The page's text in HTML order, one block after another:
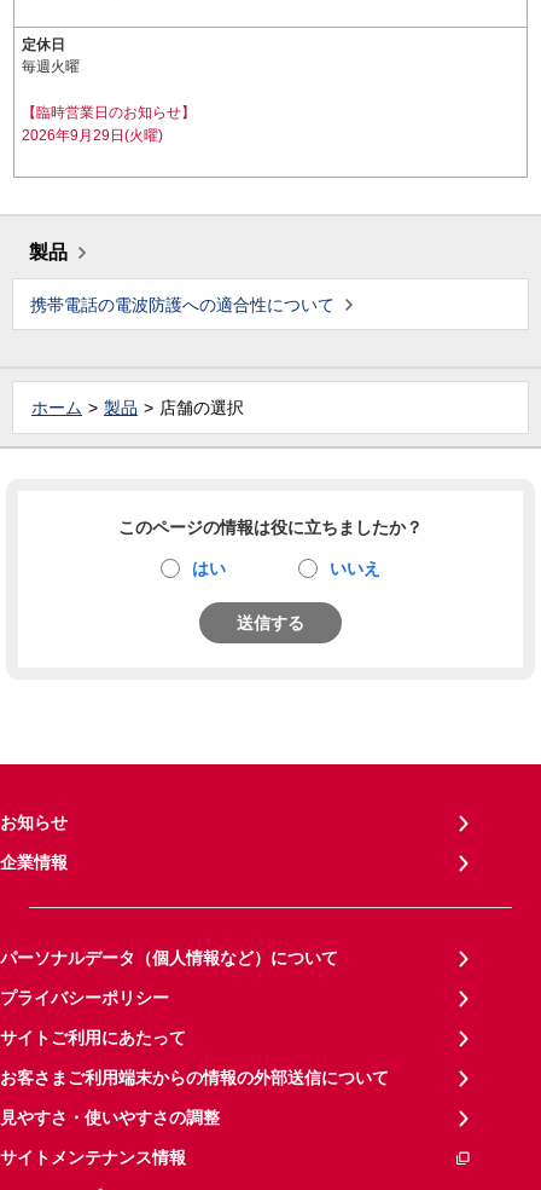
定休日
毎週火曜
【臨時営業日のお知らせ】
2026年9月29日(火曜)
製品
携帯電話の電波防護への適合性について
ホーム 製品 店舗の選択
このページの情報は役に立ちましたか？
はい いいえ
送信する
お知らせ
企業情報
パーソナルデータ（個人情報など）について
プライバシーポリシー
サイトご利用にあたって
お客さまご利用端末からの情報の外部送信について
見やすさ・使いやすさの調整
サイトメンテナンス情報